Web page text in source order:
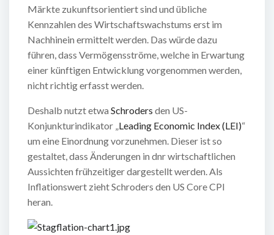
Märkte zukunftsorientiert sind und übliche
Kennzahlen des Wirtschaftswachstums erst im
Nachhinein ermittelt werden. Das würde dazu
führen, dass Vermögensströme, welche in Erwartung
einer künftigen Entwicklung vorgenommen werden,
nicht richtig erfasst werden.
Deshalb nutzt etwa Schroders den US-
Konjunkturindikator „ Leading Economic Index (LEI)“
um eine Einordnung vorzunehmen. Dieser ist so
gestaltet, dass Änderungen in dnr wirtschaftlichen
Aussichten frühzeitiger dargestellt werden. Als
Inflationswert zieht Schroders den US Core CPI
heran.